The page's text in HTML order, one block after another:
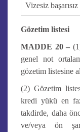
Vizesiz başarısız
Gözetim listesi
MADDE 20 –
genel not
gözetim listesine
(2) Gözetim
kredi yükü en
takdirde, daha
ve/veya ön